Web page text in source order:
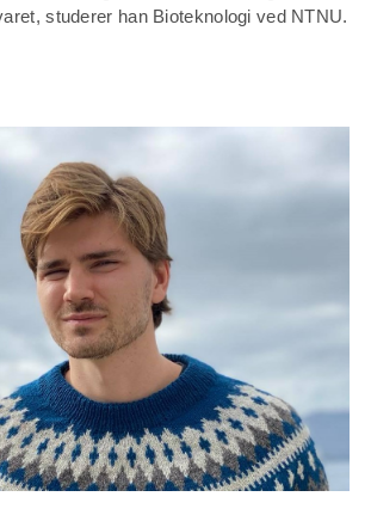
studerer han Bioteknologi ved NTNU.